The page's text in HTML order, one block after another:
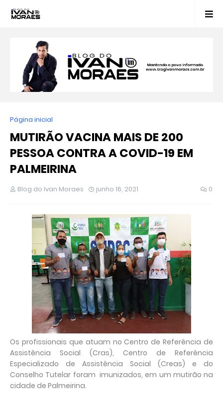
Página inicial
MUTIRÃO VACINA MAIS DE 200
PESSOA CONTRA A COVID-19 EM
PALMEIRINA
Blog do Ivan Moraes junho 16, 2021 0
Os profissionais que atuam no Centro de Referência de
Assistência Social (Cras), Centro de Referência
Especializado de Assistência Social (Creas) e do
Conselho Tutelar foram imunizados, em um mutirão na
cidade de Palmeirina.